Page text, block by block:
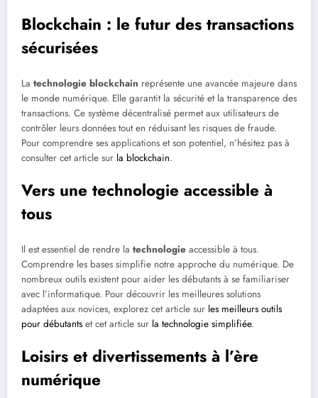
Blockchain : le futur des transactions
sécurisées
La technologie blockchain représente une avancée majeure dans
le monde numérique. Elle garantit la sécurité et la transparence des
transactions. Ce système décentralisé permet aux utilisateurs de
contrôler leurs données tout en réduisant les risques de fraude.
Pour comprendre ses applications et son potentiel, n’hésitez pas à
consulter cet article sur la blockchain.
Vers une technologie accessible à
tous
Il est essentiel de rendre la technologie accessible à tous.
Comprendre les bases simplifie notre approche du numérique. De
nombreux outils existent pour aider les débutants à se familiariser
avec l’informatique. Pour découvrir les meilleures solutions
adaptées aux novices, explorez cet article sur les meilleurs outils
pour débutants et cet article sur la technologie simplifiée.
Loisirs et divertissements à l’ère
numérique